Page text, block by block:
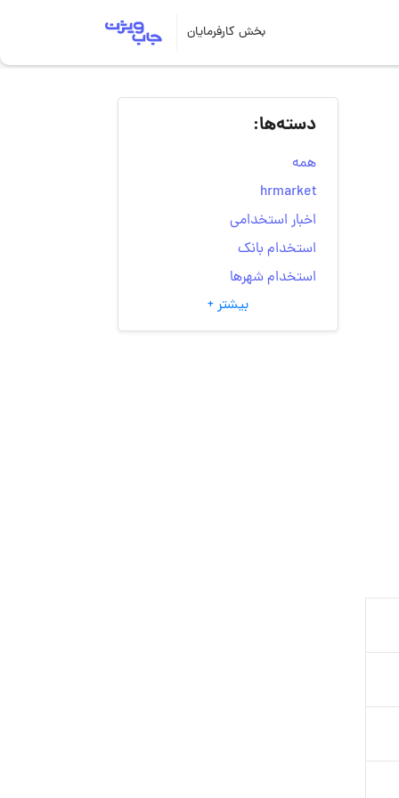
بخش کارفرمایان
دسته‌ها:
همه
hrmarket
اخبار استخدامی
استخدام بانک
استخدام شهرها
انتخاب مسیر شغلی
به‌روزرسانی‌های سایت
بیشتر +